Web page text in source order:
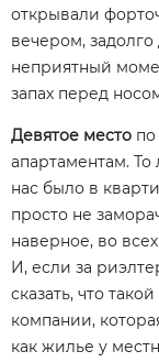
открывали
вечером, задолго
неприятный
запах перед
Девятое место
апартаментам. То
нас было в
просто не
наверное, во
И, если за
сказать, что
компании,
как жилье у